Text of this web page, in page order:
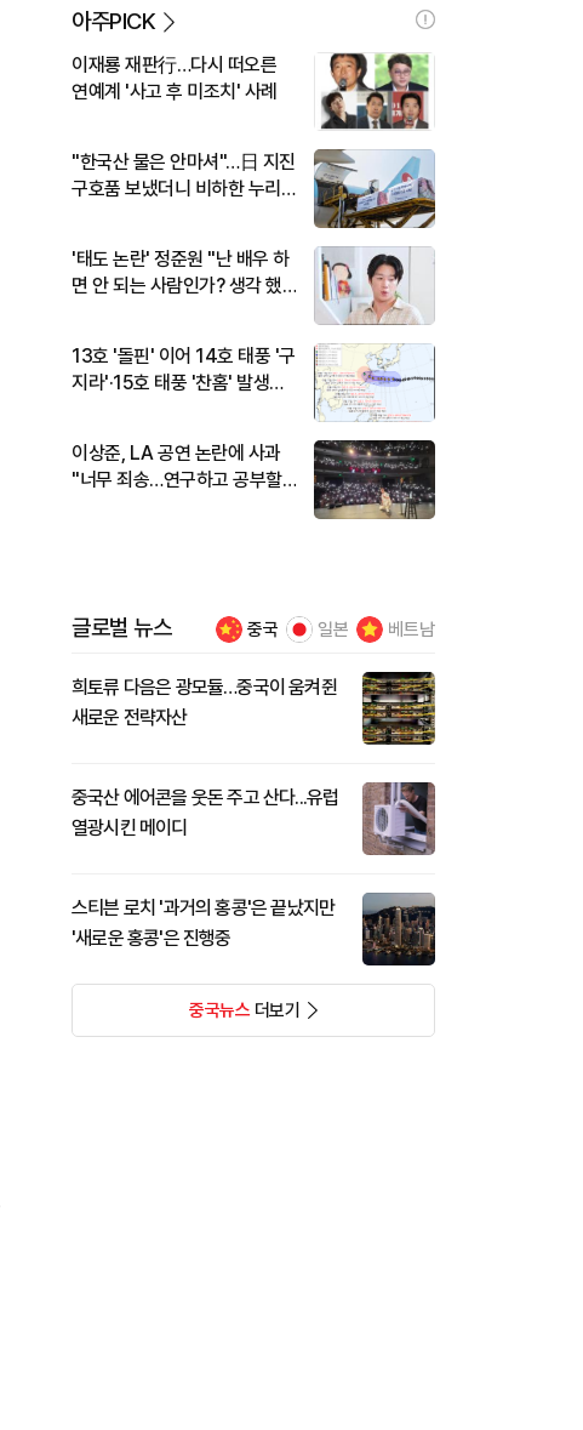
아주PICK
이재룡 재판行…다시 떠오른
연예계 '사고 후 미조치' 사례
"한국산 물은 안마셔"…日 지진
구호품 보냈더니 비하한 누리
'태도 논란' 정준원 "난 배우 하
면 안 되는 사람인가? 생각 했
13호 '돌핀' 이어 14호 태풍 '구
지라'·15호 태풍 '찬홈' 발생…
이상준, LA 공연 논란에 사과
"너무 죄송…연구하고 공부할
글로벌 뉴스 중국 일본 베트남
희토류 다음은 광모듈…중국이 움켜쥔
새로운 전략자산
중국산 에어콘을 웃돈 주고 산다...유럽
열광시킨 메이디
스티븐 로치 '과거의 홍콩'은 끝났지만
'새로운 홍콩'은 진행중
중국뉴스더보기